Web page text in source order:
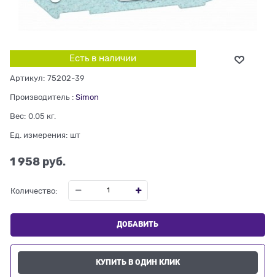
Есть в наличии
Артикул: 75202-39
Производитель : Simon
Вес: 0.05 кг.
Ед. измерения: шт
1 958 руб.
Количество:
ДОБАВИТЬ
КУПИТЬ В ОДИН КЛИК